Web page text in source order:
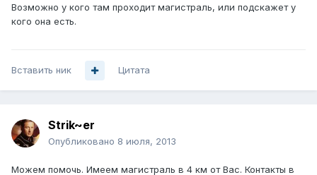
Возможно у кого там проходит магистраль, или подскажет у
кого она есть.
Вставить ник Цитата
Strik~er
Опубликовано 8 июля, 2013
Можем помочь. Имеем магистраль в 4 км от Вас. Контакты в